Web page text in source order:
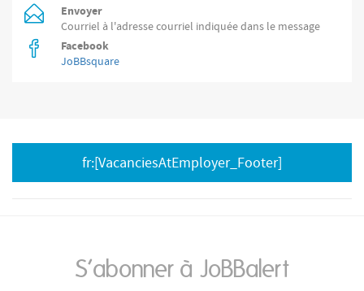
Envoyer
Courriel à l'adresse courriel indiquée dans le message
Facebook
JoBBsquare
fr:[VacanciesAtEmployer_Footer]
S’abonner à JoBBalert